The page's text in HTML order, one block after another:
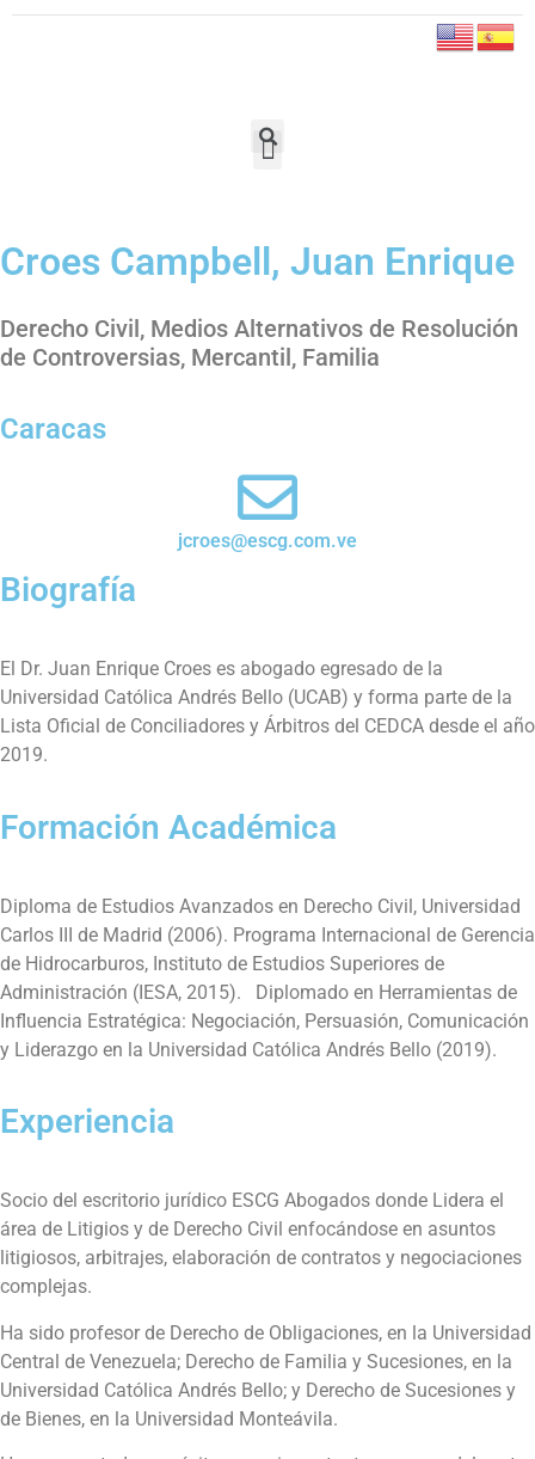
Croes Campbell, Juan Enrique
Derecho Civil, Medios Alternativos de Resolución
de Controversias, Mercantil, Familia
Caracas
jcroes@escg.com.ve
Biografía
El Dr. Juan Enrique Croes es abogado egresado de la
Universidad Católica Andrés Bello (UCAB) y forma parte de la
Lista Oficial de Conciliadores y Árbitros del CEDCA desde el año
2019.
Formación Académica
Diploma de Estudios Avanzados en Derecho Civil, Universidad
Carlos III de Madrid (2006). Programa Internacional de Gerencia
de Hidrocarburos, Instituto de Estudios Superiores de
Administración (IESA, 2015). Diplomado en Herramientas de
Influencia Estratégica: Negociación, Persuasión, Comunicación
y Liderazgo en la Universidad Católica Andrés Bello (2019).
Experiencia
Socio del escritorio jurídico ESCG Abogados donde Lidera el
área de Litigios y de Derecho Civil enfocándose en asuntos
litigiosos, arbitrajes, elaboración de contratos y negociaciones
complejas.
Ha sido profesor de Derecho de Obligaciones, en la Universidad
Central de Venezuela; Derecho de Familia y Sucesiones, en la
Universidad Católica Andrés Bello; y Derecho de Sucesiones y
de Bienes, en la Universidad Monteávila.